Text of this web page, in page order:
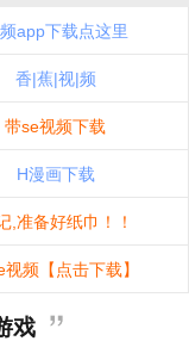
app下载点这里
香|蕉|视|频
带se视频下载
H漫画下载
,准备好纸巾！！
视频【点击下载】
戏